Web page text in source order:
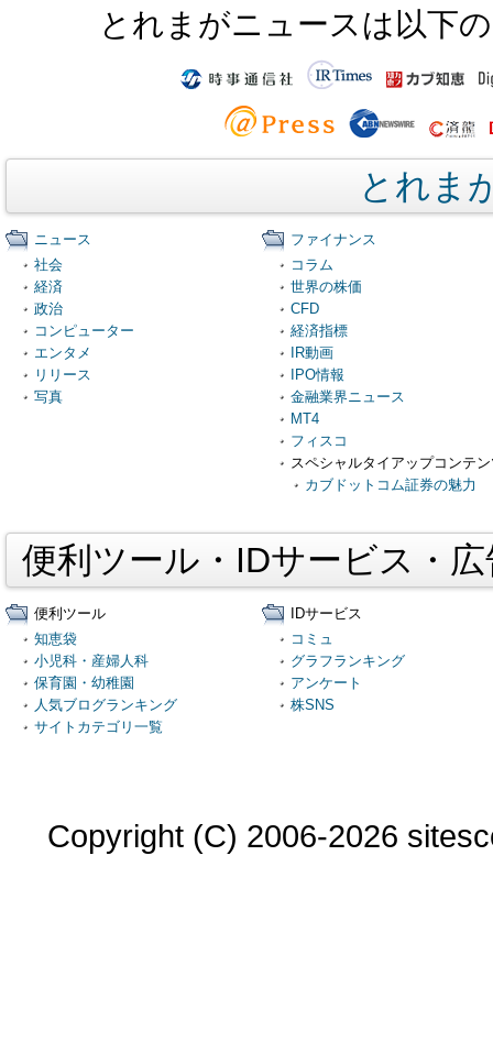
とれまがニュースは以下
とれま
ニュース
社会
経済
政治
コンピューター
エンタメ
リリース
写真
ファイナンス
コラム
世界の株価
CFD
経済指標
IR動画
IPO情報
金融業界ニュース
MT4
フィスコ
スペシャルタイアップコンテ
カブドットコム証券の魅力
便利ツール・IDサービス・
便利ツール
知恵袋
小児科・産婦人科
保育園・幼稚園
人気ブログランキング
サイトカテゴリ一覧
IDサービス
コミュ
グラフランキング
アンケート
株SNS
Copyright (C) 2006-2026